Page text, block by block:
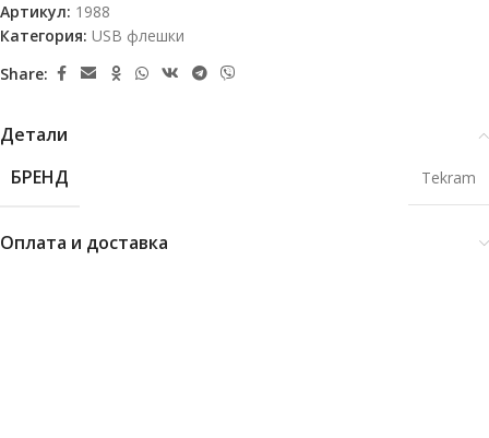
Артикул: 1988
Категория: USB флешки
Share:
Детали
БРЕНД
Tekram
Оплата и доставка